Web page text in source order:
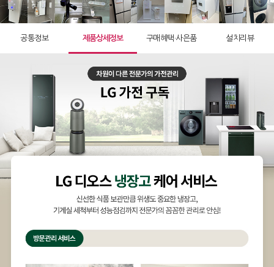
공통정보 제품상세정보 구매혜택·사은품 설치리뷰